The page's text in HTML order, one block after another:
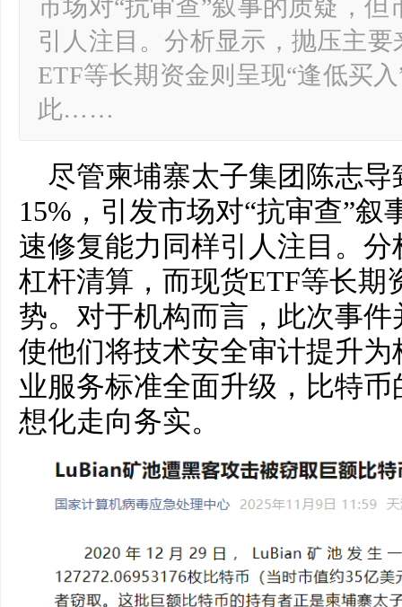
市场对“抗审查”叙事的质疑，
引人注目。分析显示，抛压主
ETF等长期资金则呈现“逢低买
此……
尽管柬埔寨太子集团陈志
15%，引发市场对“抗审查”
速修复能力同样引人注目。
杠杆清算，而现货ETF等长期
势。对于机构而言，此次事
使他们将技术安全审计提升
业服务标准全面升级，比特
想化走向务实。